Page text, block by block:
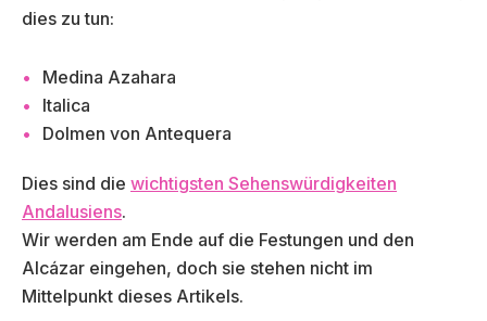
dies zu tun:
Medina Azahara
Italica
Dolmen von Antequera
Dies sind die wichtigsten Sehenswürdigkeiten
Andalusiens.
Wir werden am Ende auf die Festungen und den
Alcázar eingehen, doch sie stehen nicht im
Mittelpunkt dieses Artikels.